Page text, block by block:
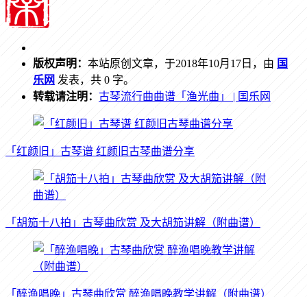
版权声明： 本站原创文章，于2018年10月17日，由 国
乐网 发表，共 0 字。
转载请注明： 古琴流行曲曲谱「渔光曲」 | 国乐网
「红颜旧」古琴谱 红颜旧古琴曲谱分享
「胡笳十八拍」古琴曲欣赏 及大胡笳讲解（附曲谱）
「醉渔唱晚」古琴曲欣赏 醉渔唱晚教学讲解（附曲谱）